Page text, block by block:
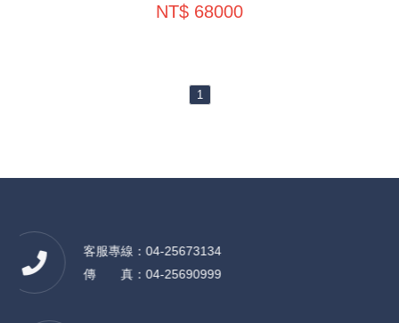
NT$ 68000
1
客服專線：04-25673134
傳 真：04-25690999